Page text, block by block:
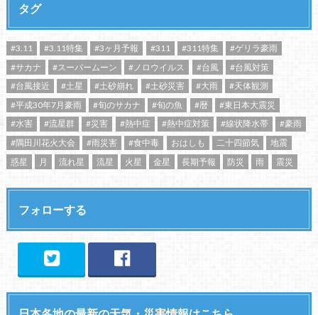
タグ
#3.11 #3.11特集 #3ヶ月予報 #311 #311特集
#ゲリラ豪雨
#サカナ
#スーパームーン #ノロウイルス #台風
#台風対策
#台風接近
#土星 #土砂崩れ #土砂災害 #大雨
#天体観測
#平成30年7月豪雨
#旬のサカナ #旬の魚 #暦
#東日本大震災
#水害
#流星群 #災害 #熱中症 #熱中症対策 #線状降水帯
#豪雨
#隅田川花火大会
#雨災害 #食中毒 おはしも 二十四節気
地震
惑星
月 流れ星 流星 火星 金星 長期予報 防災 雨 震災
フォローする